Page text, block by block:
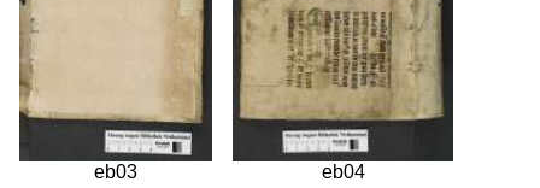
eb03 eb04